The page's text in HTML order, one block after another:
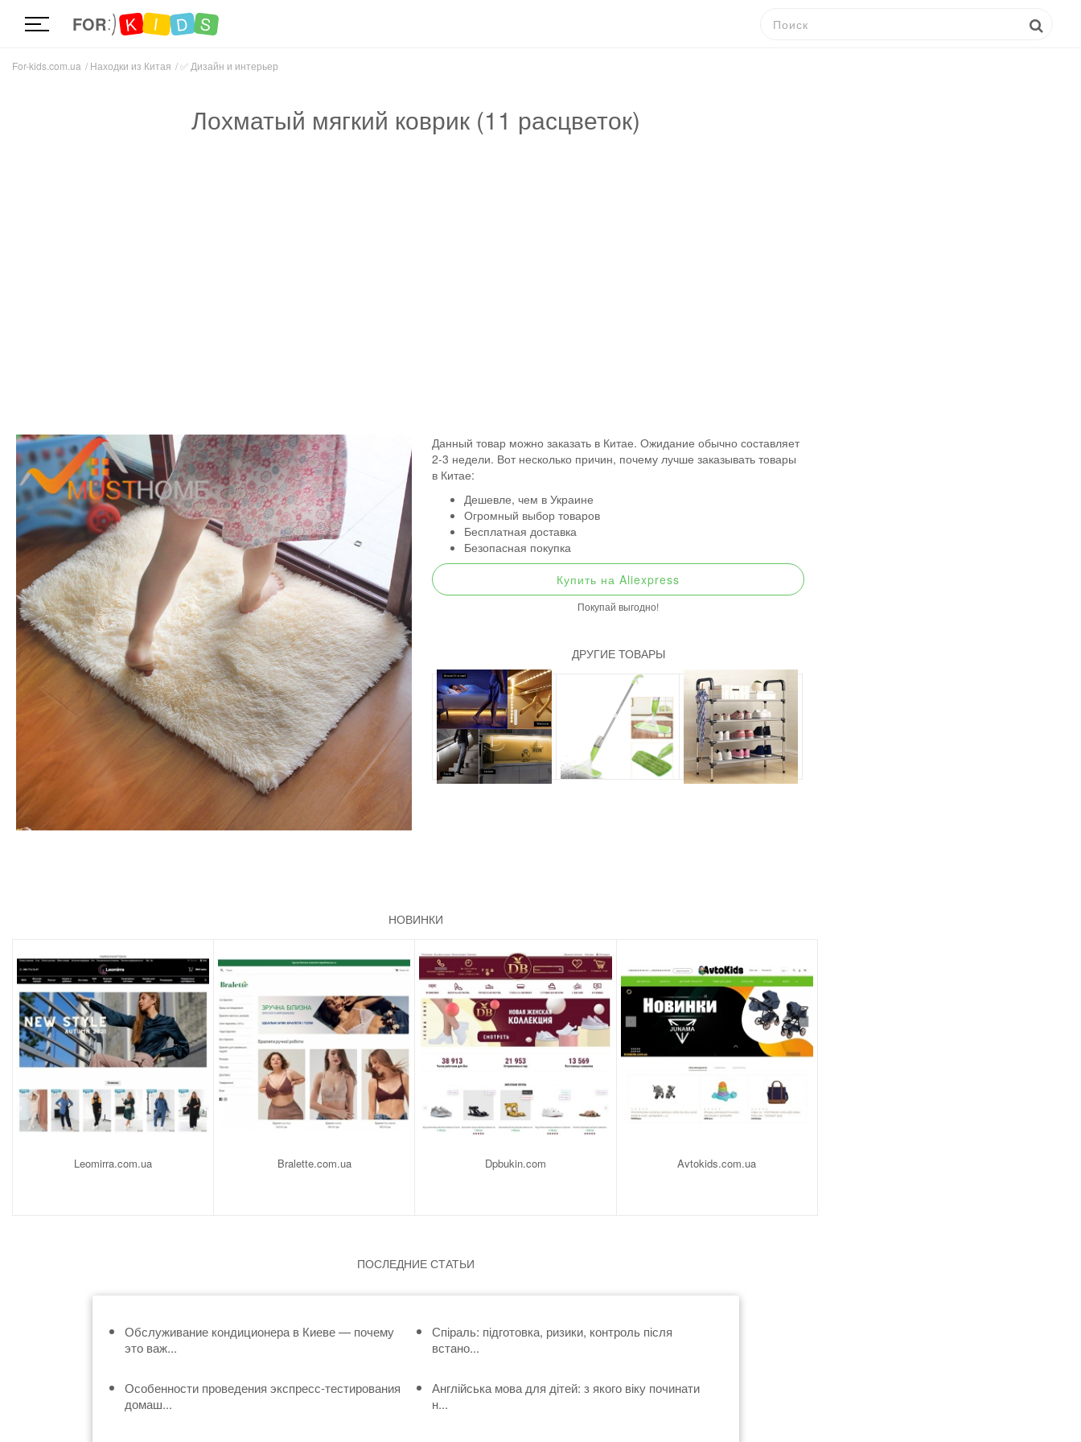
FOR K I D S
For-kids.com.ua Находки из Китая ✅ Дизайн и интерьер
Лохматый мягкий коврик (11 расцветок)
Данный товар можно заказать в Китае. Ожидание обычно составляет
2-3 недели. Вот несколько причин, почему лучше заказывать товары
в Китае:
Дешевле, чем в Украине
Огромный выбор товаров
Бесплатная доставка
Безопасная покупка
Купить на Aliexpress
Покупай выгодно!
ДРУГИЕ ТОВАРЫ
НОВИНКИ
Leomirra.com.ua Bralette.com.ua Dpbukin.com Avtokids.com.ua
ПОСЛЕДНИЕ СТАТЬИ
Обслуживание кондиционера в Киеве — почему
это важ...
Спіраль: підготовка, ризики, контроль після
встано...
Особенности проведения экспресс-тестирования
домаш...
Англійська мова для дітей: з якого віку починати
н...